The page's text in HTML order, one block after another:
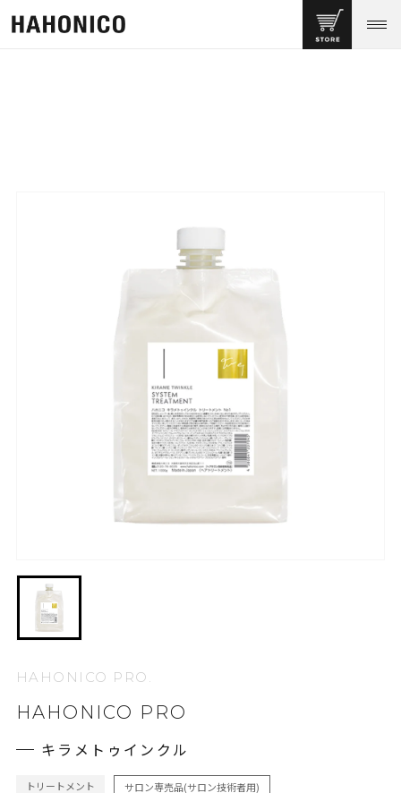
HAHONICO PRO.
HAHONICO PRO
キラメトゥインクル
トリートメント サロン専売品(サロン技術者用)